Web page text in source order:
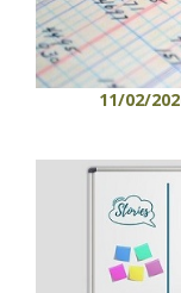
11/02/